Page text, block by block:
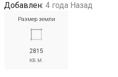
Добавлен: 4 года Назад
Размер земли
2815
кв.м.